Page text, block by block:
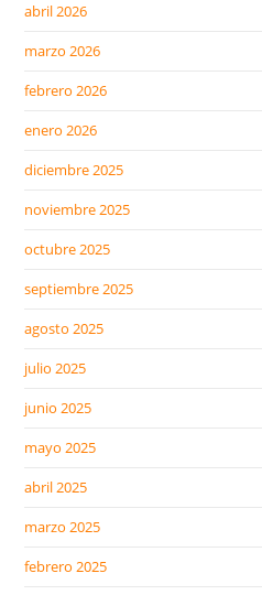
abril 2026
marzo 2026
febrero 2026
enero 2026
diciembre 2025
noviembre 2025
octubre 2025
septiembre 2025
agosto 2025
julio 2025
junio 2025
mayo 2025
abril 2025
marzo 2025
febrero 2025